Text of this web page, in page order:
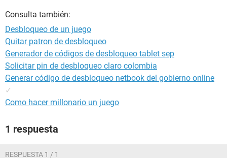
Consulta también:
Desbloqueo de un juego
Quitar patron de desbloqueo
Generador de códigos de desbloqueo tablet sep
Solicitar pin de desbloqueo claro colombia
Generar código de desbloqueo netbook del gobierno online
✓
Como hacer millonario un juego
1 respuesta
RESPUESTA 1 / 1